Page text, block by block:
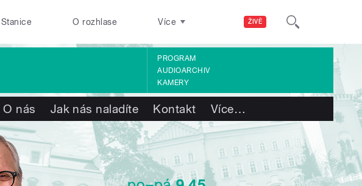
ŽIVĚ
Stanice O rozhlase Více
PROGRAM
AUDIOARCHIV
KAMERY
O nás Jak nás naladíte Kontakt Více…